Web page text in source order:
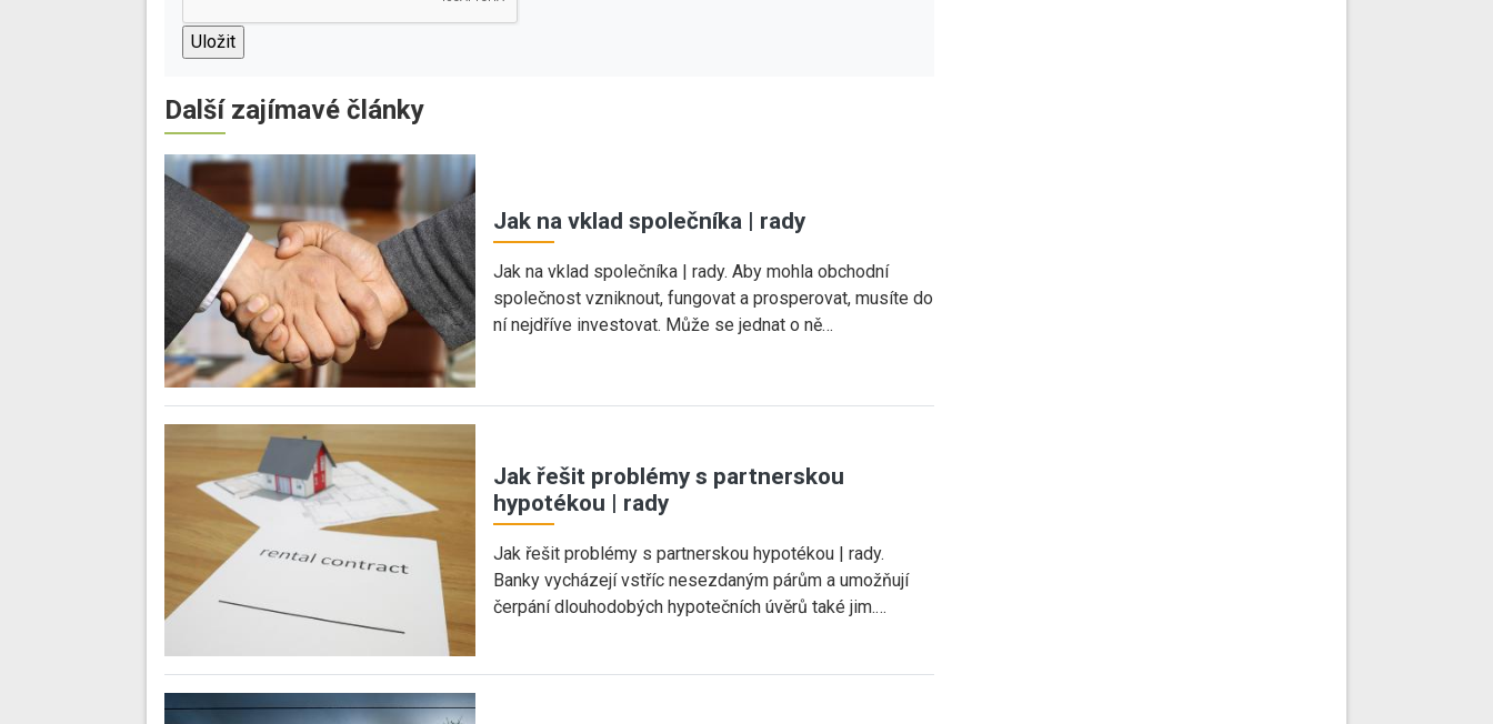
Další zajímavé články
Jak na vklad společníka | rady
Jak na vklad společníka | rady. Aby mohla obchodní
společnost vzniknout, fungovat a prosperovat, musíte do
ní nejdříve investovat. Může se jednat o ně…
Jak řešit problémy s partnerskou
hypotékou | rady
Jak řešit problémy s partnerskou hypotékou | rady.
Banky vycházejí vstříc nesezdaným párům a umožňují
čerpání dlouhodobých hypotečních úvěrů také jim.…